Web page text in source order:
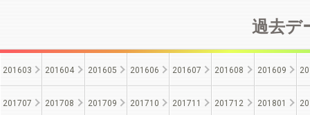
過去デ
201603 201604 201605 201606 201607 201608 201609
201707 201708 201709 201710 201711 201712 201801